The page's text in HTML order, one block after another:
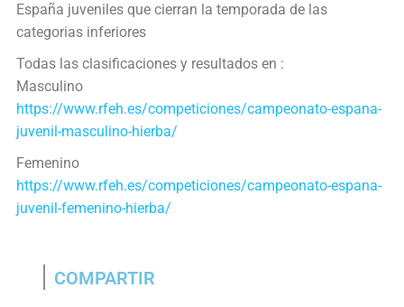
España juveniles que cierran la temporada de las
categorias inferiores
Todas las clasificaciones y resultados en :
Masculino
https://www.rfeh.es/competiciones/campeonato-espana-
juvenil-masculino-hierba/
Femenino
https://www.rfeh.es/competiciones/campeonato-espana-
juvenil-femenino-hierba/
COMPARTIR